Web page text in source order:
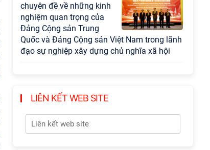
tế Việt Nam 6 tháng đầu
năm 2026: Thách thức,
động lực và triển vọng
phát triển"
Nam
Hội thảo quốc tế "Không
gian phát triển Việt Nam
LIÊN KẾT WEB SITE